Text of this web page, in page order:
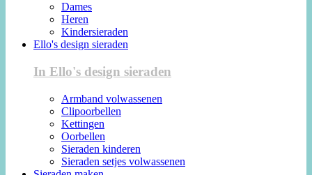
Dames
Heren
Kindersieraden
Ello's design sieraden
In Ello's design sieraden
Armband volwassenen
Clipoorbellen
Kettingen
Oorbellen
Sieraden kinderen
Sieraden setjes volwassenen